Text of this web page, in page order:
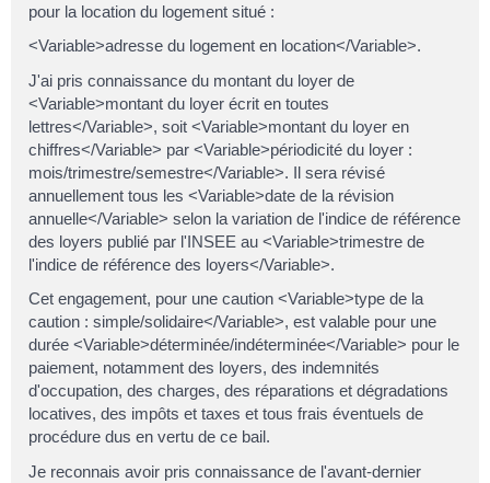
pour la location du logement situé :
<Variable>adresse du logement en location</Variable>.
J'ai pris connaissance du montant du loyer de
<Variable>montant du loyer écrit en toutes
lettres</Variable>, soit <Variable>montant du loyer en
chiffres</Variable> par <Variable>périodicité du loyer :
mois/trimestre/semestre</Variable>. Il sera révisé
annuellement tous les <Variable>date de la révision
annuelle</Variable> selon la variation de l'indice de référence
des loyers publié par l'INSEE au <Variable>trimestre de
l'indice de référence des loyers</Variable>.
Cet engagement, pour une caution <Variable>type de la
caution : simple/solidaire</Variable>, est valable pour une
durée <Variable>déterminée/indéterminée</Variable> pour le
paiement, notamment des loyers, des indemnités
d'occupation, des charges, des réparations et dégradations
locatives, des impôts et taxes et tous frais éventuels de
procédure dus en vertu de ce bail.
Je reconnais avoir pris connaissance de l'avant-dernier